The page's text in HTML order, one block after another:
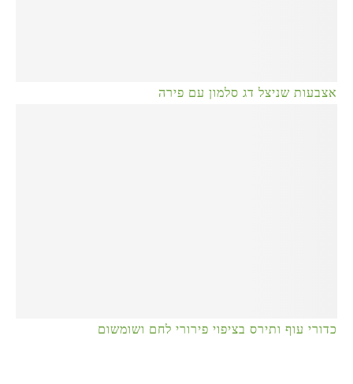
אצבעות שניצל דג סלמון עם פירה
כדורי עוף ותירס בציפוי פירורי לחם ושומשום